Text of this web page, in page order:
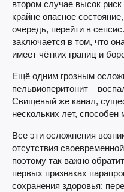
втором случае высок
крайне опасное
очередь, перейти в
заключается в том, что
имеет чётких границ и
Ещё одним грозным
пельвиоперитонит –
Свищевый же канал,
нескольких лет, способен
Все эти осложнения
отсутствия
поэтому так важно
первых признаках
сохранения здоровья: